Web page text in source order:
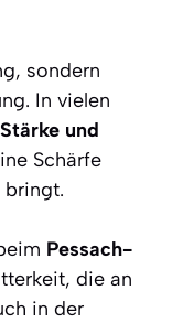
sondern
In vielen
und
Schärfe
bringt.
Pessach-
die an
in der